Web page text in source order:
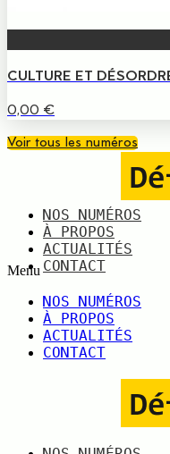
CULTURE ET
0,00 €
Voir tous les numéros
NOS NUMÉROS
À PROPOS
ACTUALITÉS
CONTACT
Menu
NOS NUMÉROS
À PROPOS
ACTUALITÉS
CONTACT